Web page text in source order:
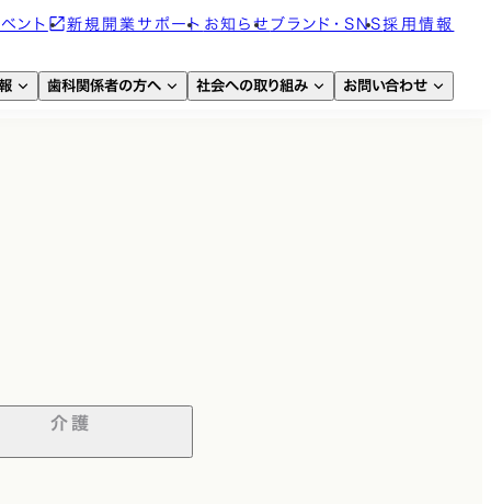
ント 新規開業サポート お知らせ ブランド・SNS採用情報
歯科関係者の方へ 社会への取り組み お問い合わせ
介護